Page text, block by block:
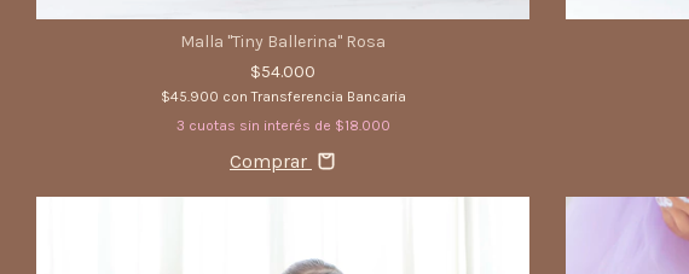
Malla "Tiny Ballerina" Rosa
$54.000
$45.900 con Transferencia Bancaria
3 cuotas sin interés de $18.000
Comprar